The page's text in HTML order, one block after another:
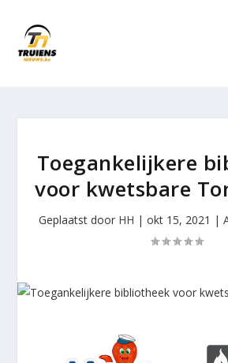
Toegankelijkere
voor kwetsbare
Geplaatst door HH | okt 15, 2021 |